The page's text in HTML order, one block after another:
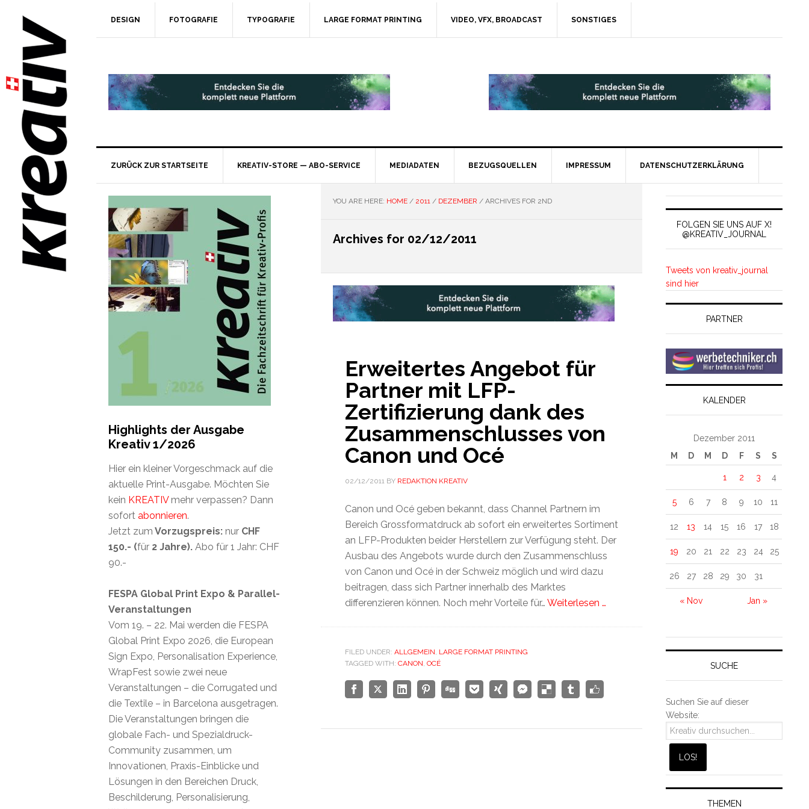
DESIGN FOTOGRAFIE TYPOGRAFIE LARGE FORMAT PRINTING VIDEO, VFX, BROADCAST SONSTIGES
ZURÜCK ZUR STARTSEITE KREATIV-STORE — ABO-SERVICE MEDIADATEN BEZUGSQUELLEN IMPRESSUM DATENSCHUTZERKLÄRUNG
YOU ARE HERE: HOME / 2011 / DEZEMBER /ARCHIVES FOR 2ND
Archives for 02/12/2011
Erweitertes Angebot für
Partner mit LFP-
Zertifizierung dank des
Zusammenschlusses von
Canon und Océ
02/12/2011BY REDAKTION KREATIV
Canon und Océ geben bekannt, dass Channel Partnern im
Bereich Grossformatdruck ab sofort ein erweitertes Sortiment
an LFP-Produkten beider Herstellern zur Verfügung steht. Der
Ausbau des Angebots wurde durch den Zusammenschluss
von Canon und Océ in der Schweiz möglich und wird dazu
beitragen, dass sich Partner innerhalb des Marktes
differenzieren können. Noch mehr Vorteile für… Weiterlesen …
FILED UNDER: ALLGEMEIN, LARGE FORMAT PRINTING
TAGGED WITH: CANON, OCÉ
FOLGEN SIE UNS AUF X!
@KREATIV_JOURNAL
Tweets von kreativ_journal
sind hier
PARTNER
KALENDER
Dezember 2011
M
D M D F S S
« Nov Jan »
1 2 3 4
5 6 7 8 9 10 11
12 13 14 15 16 17 18
19 20 21 22 23 24 25
26 27 28 29 30 31
SUCHE
Suchen Sie auf dieser
Website:
THEMEN
Highlights der Ausgabe
Kreativ 1/2026
Hier ein kleiner Vorgeschmack auf die
aktuelle Print-Ausgabe. Möchten Sie
kein KREATIVmehr verpassen? Dann
sofort abonnieren.
Jetzt zum Vorzugspreis: nur CHF
150.- (für 2 Jahre). Abo für 1 Jahr: CHF
90.-
FESPA Global Print Expo & Parallel-
Veranstaltungen
Vom 19. – 22. Mai werden die FESPA
Global Print Expo 2026, die European
Sign Expo, Personalisation Experience,
WrapFest sowie zwei neue
Veranstaltungen – die Corrugated und
die Textile – in Barcelona ausgetragen.
Die Veranstaltungen bringen die
globale Fach- und Spezialdruck-
Community zusammen, um
Innovationen, Praxis-Einblicke und
Lösungen in den Bereichen Druck,
Beschilderung, Personalisierung,